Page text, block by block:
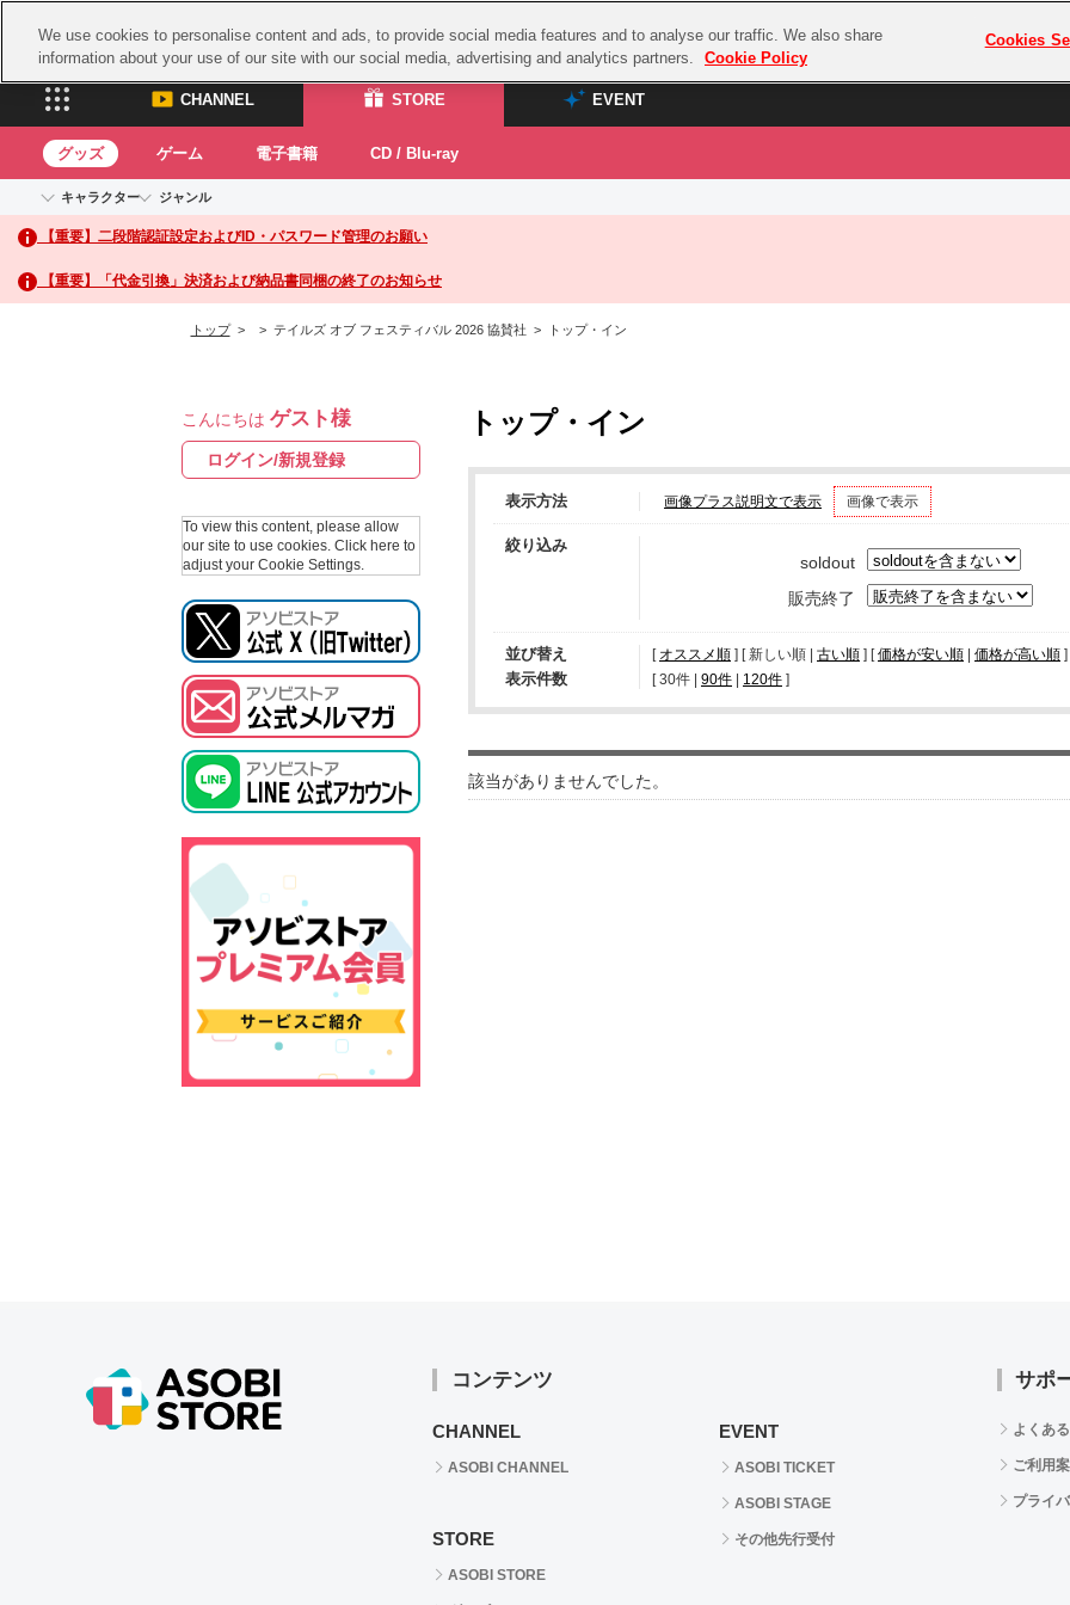
プレミアム会員と
CHANNEL STORE EVENT
CHANNEL
ASOBI CHANNEL TOP
STORE
ASOBI STORE TOP
グッズ
CD / Blu-ray
EVENT
ASOBI STAGE
グッズ ゲーム 電子書籍 CD / Blu-ray
キャラクター
アイドルマスターシリーズ
アイドルマスター
アイドルマスター シンデレラガールズ
アイドルマスター ミリオンライブ！
プロジェクトアイマス ヴイアライヴ
テイルズ オブ シリーズ
スサノオマジック
ドラゴンボール
ラブライブ！サンシャイン‼
ジャンル
イベントグッズ
トイ・ホビー
【重要】二段階認証設定およびID・パスワード管理のお願い
【重要】「代金引換」決済および納品書同梱の終了のお知らせ
トップ> > テイルズ オブ フェスティバル 2026 協賛社 > トップ・イン
こんにちは ゲスト様
ログイン/新規登録
To view this content, please allow
our site to use cookies. Click here to
adjust your Cookie Settings.
トップ・イン
表示方法 画像プラス説明文で表示 画像で表示
絞り込み
soldout
販売終了
並び替え [ オススメ順 ] [ 新しい順 | 古い順 ] [価格が安い順 | 価格が高い順
表示件数 [ 30件 | 90件 | 120件 ]
該当がありませんでした。
コンテンツ
CHANNEL
ASOBI CHANNEL
STORE
ASOBI STORE
EVENT
ASOBI TICKET
ASOBI STAGE
その他先行受付
サポ
よくあ
ご利用
プライ
We use cookies to personalise content and ads, to provide social media features and to analyse our traffic. We also share
information about your use of our site with our social media, advertising and analytics partners.
Cookie Policy
Cookies